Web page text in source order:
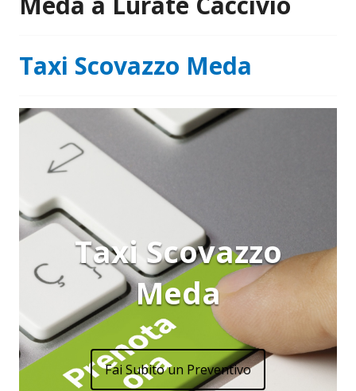
Taxi Scovazzo Meda
Taxi Scovazzo
Meda
Fai Subito un Preventivo